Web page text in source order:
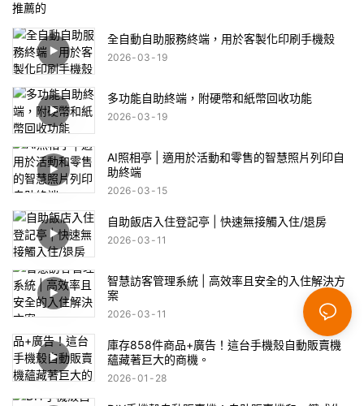
推薦的
全自動自助服務終端，用於客製化印刷手機殼
2026 03 19
多功能自助終端，附硬幣和紙幣回收功能
2026 03 19
AI照相亭 | 適用於活動和零售的智慧照片列印自
助終端
2026 03 15
自助飯店入住登記亭 | 快速無接觸入住/退房
2026 03 11
智慧訪客管理系統 | 高效率且安全的入住解決方
案
2026 03 11
庫存858件商品+廣告！這台手機殼自動販賣機
蘊藏著巨大的商機。
2026 01 28